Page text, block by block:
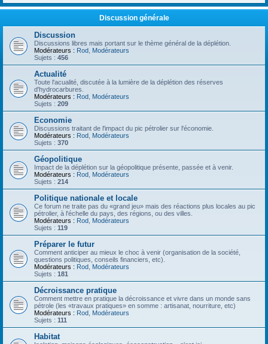
Discussion générale
Discussion
Discussions libres mais portant sur le thème général de la déplétion.
Modérateurs : Rod Modérateurs
Sujets : 456
Actualité
Toute l'acualité, discutée à la lumière de la déplétion des réserves
d'hydrocarbures.
Modérateurs : Rod Modérateurs
Sujets : 209
Economie
Discussions traitant de l'impact du pic pétrolier sur l'économie.
Modérateurs : Rod Modérateurs
Sujets : 370
Géopolitique
Impact de la déplétion sur la géopolitique présente, passée et à venir.
Modérateurs : Rod Modérateurs
Sujets : 214
Politique nationale et locale
Ce forum ne traite pas du «grand jeu» mais des réactions plus locales au pic
pétrolier, à l'échelle du pays, des régions, ou des villes.
Modérateurs : Rod Modérateurs
Sujets : 119
Préparer le futur
Comment anticiper au mieux le choc à venir (organisation de la société,
questions politiques, conseils financiers, etc).
Modérateurs : Rod Modérateurs
Sujets : 181
Décroissance pratique
Comment mettre en pratique la décroissance et vivre dans un monde sans
pétrole (les «travaux pratiques» en somme : artisanat, nourriture, etc)
Modérateurs : Rod Modérateurs
Sujets : 111
Habitat